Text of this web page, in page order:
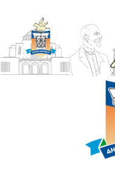
ΔΗΜΟΣ